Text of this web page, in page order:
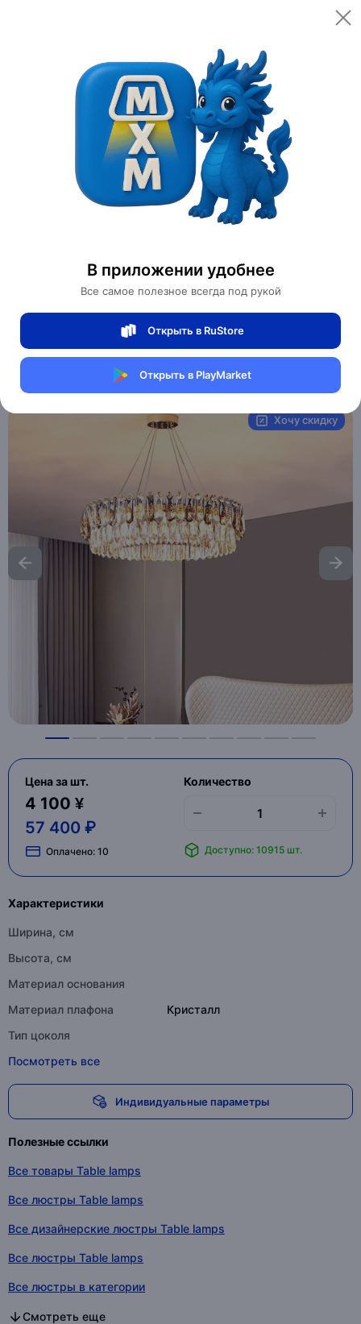
В приложении удобнее
Все самое полезное всегда под рукой
Открыть в RuStore
Открыть в PlayMarket
Открыть
Категории Светильники
Люстры
кристалл, металл, Е14.
Магазин Table lamps
MAI_HE_MAI__ARZU
Хочу скидку
Цена за шт.
4 100 ¥
57 400 ₽
Оплачено: 10
Количество
Доступно: 10915 шт.
Характеристики
Ширина, см
Высота, см
Материал основания
Материал плафона
Кристалл
Тип цоколя
Посмотреть все
Индивидуальные параметры
Полезные ссылки
Все товары Table lamps
Все люстры Table lamps
Все дизайнерские люстры Table lamps
Все люстры Table lamps
Все люстры в категории
Все дизайнерские люстры в категории
Все люстры в категории
Смотреть еще